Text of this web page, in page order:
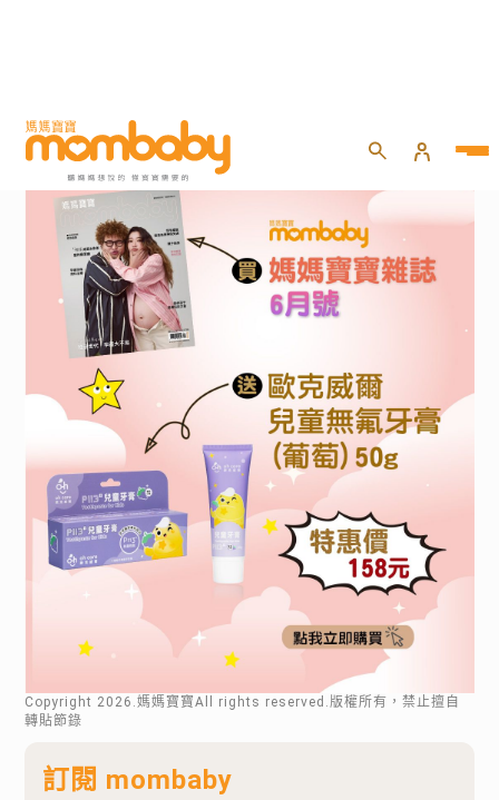
Copyright 2026 .媽媽寶寶All rights reserved.版權所有，禁止擅自
轉貼節錄
訂閱 mombaby